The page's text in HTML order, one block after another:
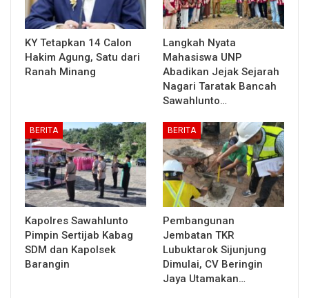
KY Tetapkan 14 Calon
Hakim Agung, Satu dari
Ranah Minang
Langkah Nyata
Mahasiswa UNP
Abadikan Jejak Sejarah
Nagari Taratak Bancah
Sawahlunto…
BERITA
Kapolres Sawahlunto
Pimpin Sertijab Kabag
SDM dan Kapolsek
Barangin
BERITA
Pembangunan
Jembatan TKR
Lubuktarok Sijunjung
Dimulai, CV Beringin
Jaya Utamakan…